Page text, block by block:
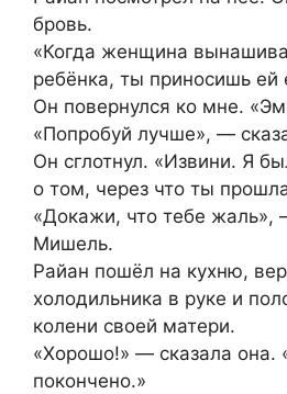
бровь.
«Когда женщина
ребёнка, ты приносишь ей
Он повернулся ко мне.
«Попробуй лучше», —
Он сглотнул. «Извини. Я
о том, через что ты
«Докажи, что тебе жаль»,
Мишель.
Райан пошёл на кухню,
холодильника в руке и
колени своей матери.
«Хорошо!» — сказала она.
покончено.»